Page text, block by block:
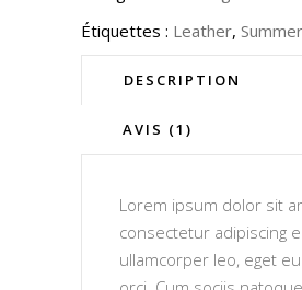
Étiquettes : Leather, Summer
DESCRIPTION
AVIS (1)
Lorem ipsum dolor sit
consectetur adipiscing
ullamcorper leo, eget